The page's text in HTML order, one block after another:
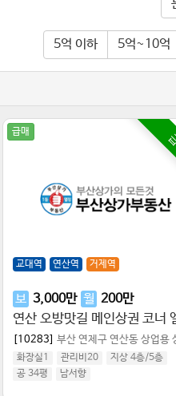
5억 이하 5억~10억
급매
교대역 연산역 거제역
보 3,000만 월 200만
[10283] 부산 연제구 연산동 상업용 상가
화장실1 관리비20 지상 4층/5층
공 34평
남서향